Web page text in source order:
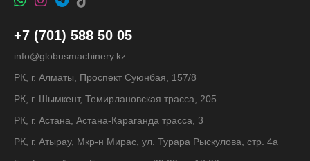
+7 (701) 588 50 05
info@globusmachinery.kz
РК, г. Алматы, Проспект Суюнбая, 157/8
РК, г. Шымкент, Темирлановская трасса, 205
РК, г. Астана, Астана-Караганда трасса, 3
РК, г. Атырау, Мкр-н Мирас, ул. Турара Рыскулова, стр. 4а